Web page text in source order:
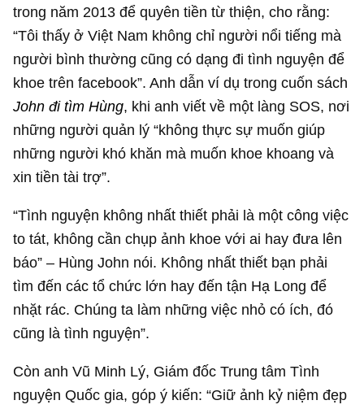
trong năm 2013 để quyên tiền từ thiện, cho rằng:
“Tôi thấy ở Việt Nam không chỉ người nổi tiếng mà
người bình thường cũng có dạng đi tình nguyện để
khoe trên facebook”. Anh dẫn ví dụ trong cuốn sách
John đi tìm Hùng, khi anh viết về một làng SOS, nơi
những người quản lý “không thực sự muốn giúp
những người khó khăn mà muốn khoe khoang và
xin tiền tài trợ”.
“Tình nguyện không nhất thiết phải là một công việc
to tát, không cần chụp ảnh khoe với ai hay đưa lên
báo” – Hùng John nói. Không nhất thiết bạn phải
tìm đến các tổ chức lớn hay đến tận Hạ Long để
nhặt rác. Chúng ta làm những việc nhỏ có ích, đó
cũng là tình nguyện”.
Còn anh Vũ Minh Lý, Giám đốc Trung tâm Tình
nguyện Quốc gia, góp ý kiến: “Giữ ảnh kỷ niệm đẹp